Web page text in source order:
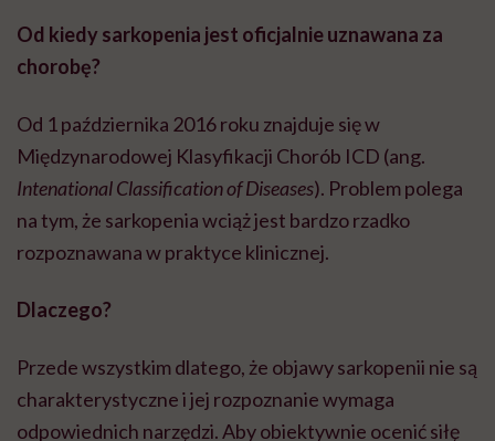
Od kiedy sarkopenia jest oficjalnie uznawana za
chorobę?
Od 1 października 2016 roku znajduje się w
Międzynarodowej Klasyfikacji Chorób ICD (ang.
Intenational Classification of Diseases). Problem polega
na tym, że sarkopenia wciąż jest bardzo rzadko
rozpoznawana w praktyce klinicznej.
Dlaczego?
Przede wszystkim dlatego, że objawy sarkopenii nie są
charakterystyczne i jej rozpoznanie wymaga
odpowiednich narzędzi. Aby obiektywnie ocenić siłę